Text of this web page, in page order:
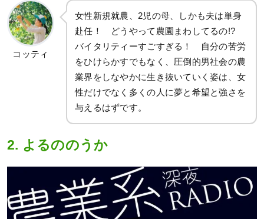
コッティ
女性新規就農、2児の母、しかも夫は単身
赴任！ どうやって農園まわしてるの!?
バイタリティーすごすぎる！ 自分の苦労
をひけらかすでもなく、圧倒的男社会の農
業界をしなやかに生き抜いていく姿は、女
性だけでなく多くの人に夢と希望と強さを
与えるはずです。
2. よるののうか